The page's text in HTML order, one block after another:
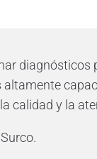
calidad y la